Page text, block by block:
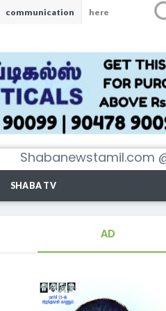
communication
@
SHABA TV
AD